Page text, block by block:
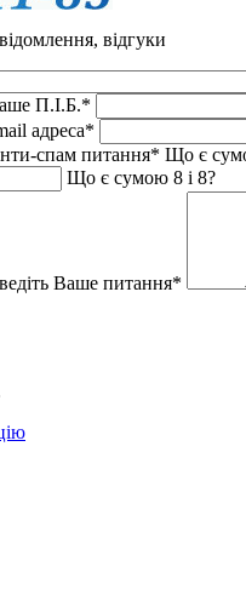
відгуки
П.I.Б.*
адреса*
спам питання* Що є
Що є сумою 8 і 8?
Ваше питання*